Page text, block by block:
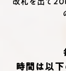
時間は以